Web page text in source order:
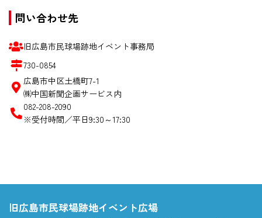
問い合わせ先
旧広島市民球場跡地イベント事務局
730-0854
広島市中区土橋町7-1
㈱中国新聞企画サービス内
082-208-2090
※受付時間／平日9:30～17:30
旧広島市民球場跡地イベント広場